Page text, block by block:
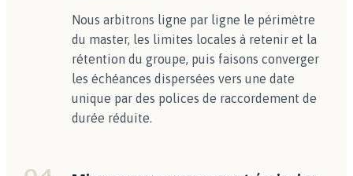
Nous arbitrons ligne par ligne le périmètre
du master, les limites locales à retenir et la
rétention du groupe, puis faisons converger
les échéances dispersées vers une date
unique par des polices de raccordement de
durée réduite.